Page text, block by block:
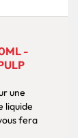
-
une